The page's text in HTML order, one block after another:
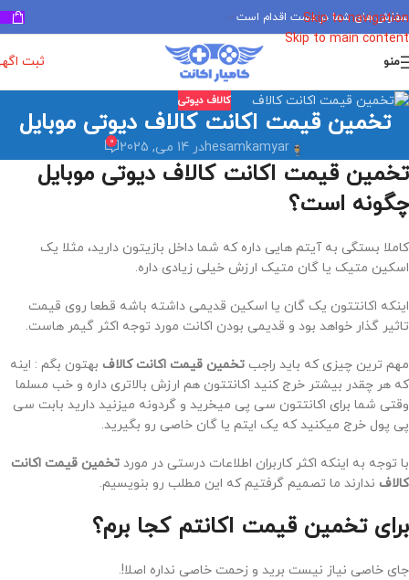
Skip to navigation
Skip to main content
سفارش های شما در دست اقدام است
منو ثبت
کالاف دیوتی
تخمین قیمت اکانت کالاف دیوتی موبایل
hesamkamyarدر 14 می, 2025 0
تخمین قیمت اکانت کالاف دیوتی موبایل
چگونه است؟
کاملا بستگی به آیتم هایی داره که شما داخل بازیتون دارید، مثلا یک
اسکین متیک یا گان متیک ارزش خیلی زیادی داره.
اینکه اکانتتون یک گان یا اسکین قدیمی داشته باشه قطعا روی قیمت
تاثیر گذار خواهد بود و قدیمی بودن اکانت مورد توجه اکثر گیمر هاست.
مهم ترین چیزی که باید راجب تخمین قیمت اکانت کالاف بهتون بگم : اینه
که هر چقدر بیشتر خرج کنید اکانتتون هم ارزش بالاتری داره و خب مسلما
وقتی شما برای اکانتتون سی پی میخرید و گردونه میزنید دارید بابت سی
پی پول خرج میکنید که یک ایتم یا گان خاصی رو بگیرید.
با توجه به اینکه اکثر کاربران اطلاعات درستی در مورد تخمین قیمت اکانت
کالاف ندارند ما تصمیم گرفتیم که این مطلب رو بنویسیم.
برای تخمین قیمت اکانتم کجا برم؟
جای خاصی نیاز نیست برید و زحمت خاصی نداره اصلا!.